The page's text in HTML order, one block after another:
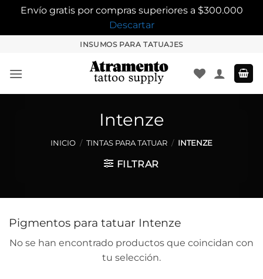
Envío gratis por compras superiores a $300.000
Descartar
contenido
INSUMOS PARA TATUAJES
Intenze
INICIO / TINTAS PARA TATUAR / INTENZE
FILTRAR
Pigmentos para tatuar Intenze
No se han encontrado productos que coincidan con
tu selección.